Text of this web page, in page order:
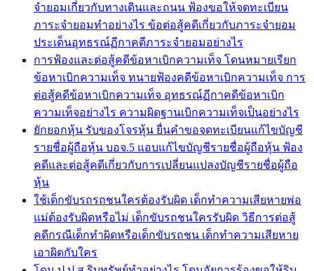
จำยอมเกี่ยวกับทางเดินและถนน ฟ้องขอให้จดทะเบียน
ภาระจำยอมทำอย่างไร ข้อต่อสู้คดีเกี่ยวกับภาระจำยอม
ประเด็นอุทธรณ์ฏีกาคดีภาระจำยอมอย่างไร
การฟ้องและต่อสู้คดีข้อหาเบิกความเท็จ โดนหมายเรียก
ข้อหาเบิกความเท็จ ทนายฟ้องคดีข้อหาเบิกความเท็จ การ
ต่อสู้คดีข้อหาเบิกความเท็จ อุทธรณ์ฏีกาคดีข้อหาเบิก
ความเท็จอย่างไร ความผิดฐานเบิกความเท็จเป็นอย่างไร
ยักยอกหุ้น รับของโจรหุ้น ยื่นคำขอจดทะเบียนแก้ไขบัญชี
รายชื่อผู้ถือหุ้น บอจ.5 แอบแก้ไขบัญชีรายชื่อผู้ถือหุ้น ฟ้อง
คดีและต่อสู้คดีเกี่ยวกับการเปลี่ยนแปลงบัญชีรายชื่อผู้ถือ
หุ้น
ใช้เด็กขับรถรถชนใครต้องรับผิด เด็กทำความเสียหายพ่อ
แม่ต้องรับผิดหรือไม่ เด็กขับรถชนใครรับผิด วิธีการต่อสู้
คดีกรณีเด็กทำผิดหรือเด็กขับรถชน เด็กทำความเสียหาย
เอาผิดกับใคร